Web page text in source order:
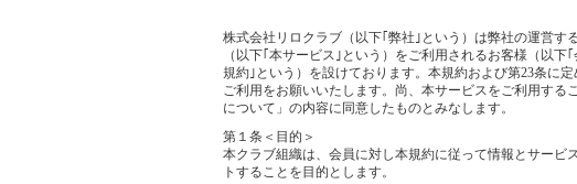
株式会社リロクラブ（以下｢弊社｣という）は弊社の運営
（以下｢本サービス｣という）をご利用されるお客様（
規約｣という）を設けております。本規約および第23条に
ご利用をお願いいたします。尚、本サービスをご利用す
について」の内容に同意したものとみなします。
第１条＜目的＞
本クラブ組織は、会員に対し本規約に従って情報とサー
トすることを目的とします。